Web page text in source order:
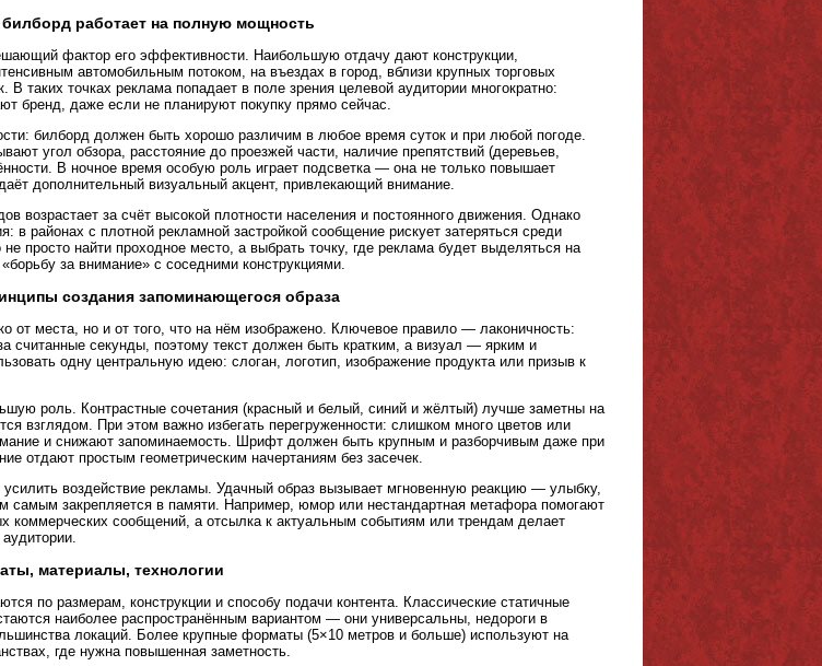
работает на полную мощность
фактор его эффективности. Наибольшую отдачу дают конструкции,
автомобильным потоком, на въездах в город, вблизи крупных торговых
В таких точках реклама попадает в поле зрения целевой аудитории многократно:
бренд, даже если не планируют покупку прямо сейчас.
билборд должен быть хорошо различим в любое время суток и при любой погоде.
угол обзора, расстояние до проезжей части, наличие препятствий (деревьев,
В ночное время особую роль играет подсветка — она не только повышает
дополнительный визуальный акцент, привлекающий внимание.
возрастает за счёт высокой плотности населения и постоянного движения. Однако
в районах с плотной рекламной застройкой сообщение рискует затеряться среди
просто найти проходное место, а выбрать точку, где реклама будет выделяться на
за внимание» с соседними конструкциями.
создания запоминающегося образа
от места, но и от того, что на нём изображено. Ключевое правило — лаконичность:
считанные секунды, поэтому текст должен быть кратким, а визуал — ярким и
одну центральную идею: слоган, логотип, изображение продукта или призыв к
роль. Контрастные сочетания (красный и белый, синий и жёлтый) лучше заметны на
взглядом. При этом важно избегать перегруженности: слишком много цветов или
и снижают запоминаемость. Шрифт должен быть крупным и разборчивым даже при
отдают простым геометрическим начертаниям без засечек.
воздействие рекламы. Удачный образ вызывает мгновенную реакцию — улыбку,
самым закрепляется в памяти. Например, юмор или нестандартная метафора помогают
коммерческих сообщений, а отсылка к актуальным событиям или трендам делает
материалы, технологии
по размерам, конструкции и способу подачи контента. Классические статичные
наиболее распространённым вариантом — они универсальны, недороги в
локаций. Более крупные форматы (5×10 метров и больше) используют на
где нужна повышенная заметность.